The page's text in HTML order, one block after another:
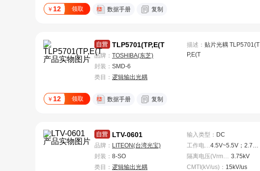
￥ 12 领取 数据手册 复制
TLP5701(TP,E(T
品牌： TOSHIBA(东芝)
封装： SMD-6
类目： 逻辑输出光耦
￥ 12 领取 数据手册 复制
描述： 贴片光耦 TLP5701(T
P,E(T
LTV-0601
品牌： LITEON(台湾光宝)
封装： 8-SO
类目： 逻辑输出光耦
输入类型 ： DC
工作电压：
4.5V~5.5V；2.7V~3.6V
隔离电压(Vrms)：3.75kV
CMTI(kV/us) ： 15kV/us